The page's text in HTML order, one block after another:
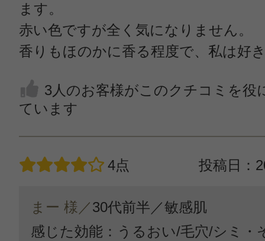
ます。
赤い色ですが全く気になりません。
香りもほのかに香る程度で、私は好
3人のお客様がこのクチコミを役
ています
4点 投稿日：
まー 様／30代前半／敏感肌
感じた効能：うるおい/毛穴/シミ・